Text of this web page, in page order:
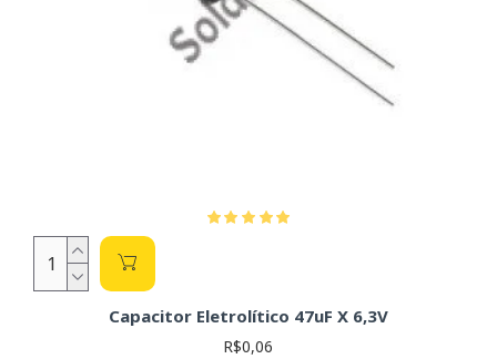
miniaturização e montagem automatizada, são
menores e mais leves.
PTH (Through-Hole Technology) ou THT (Through-
Com pinos que atravessam a placa,
facilitando a soldagem manual e oferecendo maior
Medida em Farads (F), representa a
capacidade de armazenamento de carga. Valores
maiores armazenam mais energia. Observe os valores
disponíveis, como 22µF, 47µF, 1000µF, etc., e escolha o
Tensão Nominal (V):A voltagem máxima suportada
sem danos. Nesta categoria, todos os capacitores são
Capacitor Eletrolítico 47uF X 6,3V
R$0,06